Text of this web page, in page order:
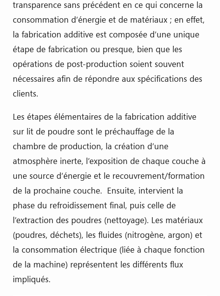
transparence sans précédent en ce qui concerne la
consommation d’énergie et de matériaux ; en effet,
la fabrication additive est composée d’une unique
étape de fabrication ou presque, bien que les
opérations de post-production soient souvent
nécessaires afin de répondre aux spécifications des
clients.
Les étapes élémentaires de la fabrication additive
sur lit de poudre sont le préchauffage de la
chambre de production, la création d’une
atmosphère inerte, l’exposition de chaque couche à
une source d’énergie et le recouvrement/formation
de la prochaine couche. Ensuite, intervient la
phase du refroidissement final, puis celle de
l’extraction des poudres (nettoyage). Les matériaux
(poudres, déchets), les fluides (nitrogène, argon) et
la consommation électrique (liée à chaque fonction
de la machine) représentent les différents flux
impliqués.